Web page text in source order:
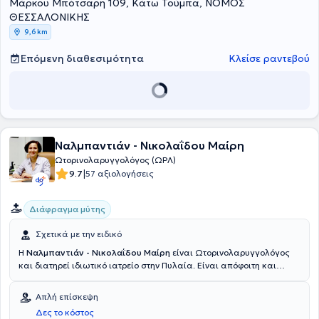
Μάρκου Μπότσαρη 109, Κάτω Τούμπα, ΝΟΜΟΣ
ΘΕΣΣΑΛΟΝΙΚΗΣ
9,6 km
Επόμενη διαθεσιμότητα Κλείσε ραντεβού
Ναλμπαντιάν - Νικολαΐδου Μαίρη
Ωτορινολαρυγγολόγος (ΩΡΛ)
9.7|57 αξιολογήσεις
Διάφραγμα μύτης
Σχετικά με την ειδικό
Η Ναλμπαντιάν - Νικολαΐδου Μαίρη είναι Ωτορινολαρυγγολόγος
και διατηρεί ιδιωτικό ιατρείο στην Πυλαία. Είναι απόφοιτη και
Θεσσαλονίκης. Ειδικεύτηκε στη Χειρουργική στο Αντικαρκινικό
Νοσοκομείο Θεσσαλονίκης "Θεαγένειο" και στην
Ωτορινολαρυγγολογία στην Πανεπιστημιακή ΩΡΛ κλινική του
Απλή επίσκεψη
Δες το κόστος